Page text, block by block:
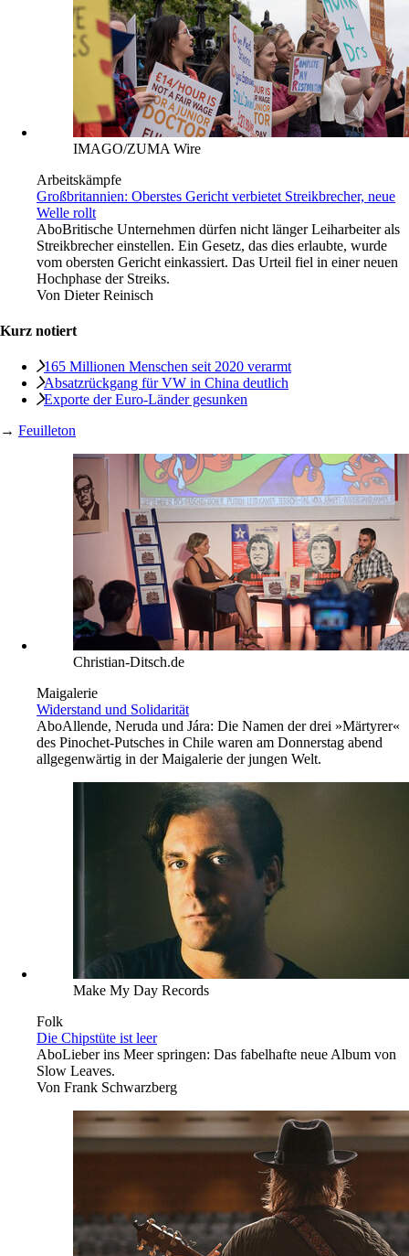
IMAGO/ZUMA Wire
Arbeitskämpfe
Großbritannien: Oberstes Gericht verbietet Streikbrecher, neue
Welle rollt
AboBritische Unternehmen dürfen nicht länger Leiharbeiter als
Streikbrecher einstellen. Ein Gesetz, das dies erlaubte, wurde
vom obersten Gericht einkassiert. Das Urteil fiel in einer neuen
Hochphase der Streiks.
Von Dieter Reinisch
Kurz notiert
165 Millionen Menschen seit 2020 verarmt
Absatzrückgang für VW in China deutlich
Exporte der Euro-Länder gesunken
→ Feuilleton
Christian-Ditsch.de
Maigalerie
Widerstand und Solidarität
AboAllende, Neruda und Jára: Die Namen der drei »Märtyrer«
des Pinochet-Putsches in Chile waren am Donnerstag abend
allgegenwärtig in der Maigalerie der jungen Welt.
Make My Day Records
Folk
Die Chipstüte ist leer
AboLieber ins Meer springen: Das fabelhafte neue Album von
Slow Leaves.
Von Frank Schwarzberg